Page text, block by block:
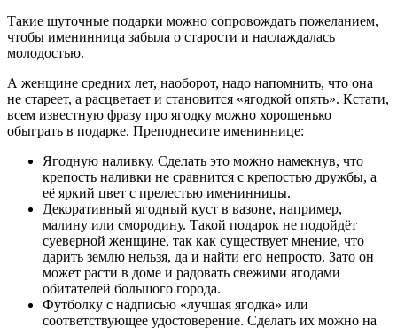
Такие шуточные подарки можно сопровождать пожеланием,
чтобы именинница забыла о старости и наслаждалась
молодостью.
А женщине средних лет, наоборот, надо напомнить, что она
не стареет, а расцветает и становится «ягодкой опять». Кстати,
всем известную фразу про ягодку можно хорошенько
обыграть в подарке. Преподнесите имениннице:
Ягодную наливку. Сделать это можно намекнув, что
крепость наливки не сравнится с крепостью дружбы, а
её яркий цвет с прелестью именинницы.
Декоративный ягодный куст в вазоне, например,
малину или смородину. Такой подарок не подойдёт
суеверной женщине, так как существует мнение, что
дарить землю нельзя, да и найти его непросто. Зато он
может расти в доме и радовать свежими ягодами
обитателей большого города.
Футболку с надписью «лучшая ягодка» или
соответствующее удостоверение. Сделать их можно на